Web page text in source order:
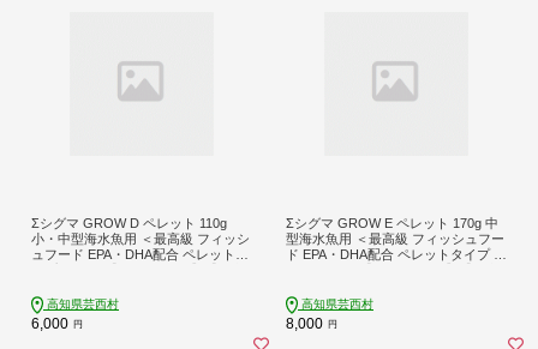
Σシグマ GROW D ペレット 110g
小・中型海水魚用 ＜最高級 フィッシ
ュフード EPA・DHA配合 ペレットタ
育】【生体】【アクアリウム/あくあ
りうむ】
高知県芸西村
6,000 円
Σシグマ GROW E ペレット 170g 中
型海水魚用 ＜最高級 フィッシュフー
ド EPA・DHA配合 ペレットタイプ 浮
育】【生体】【アクアリウム/あくあ
りうむ】
高知県芸西村
8,000 円